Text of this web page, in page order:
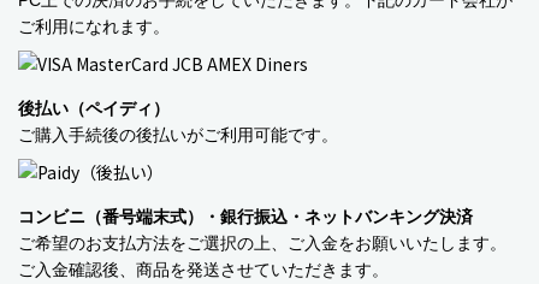
ベビーおもちゃ・子供用品
賞味期限間近・訳あり大特価
直輸入品
商品一覧
ブランドから探す
ご利用になれます。
後払い（ペイディ）
ご購入手続後の後払いがご利用可能です。
コンビニ（番号端末式）・銀行振込・ネットバンキング決済
ご希望のお支払方法をご選択の上、ご入金をお願いいたします。
ご入金確認後、商品を発送させていただきます。